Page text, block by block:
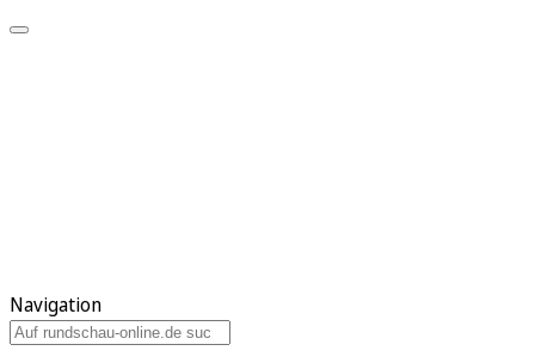
Navigation